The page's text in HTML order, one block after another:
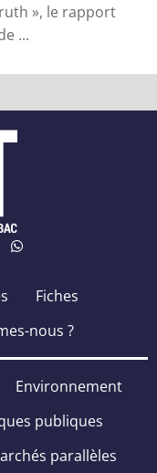
», le rapport
...
Fiches
nous ?
Environnement
publiques
parallèles